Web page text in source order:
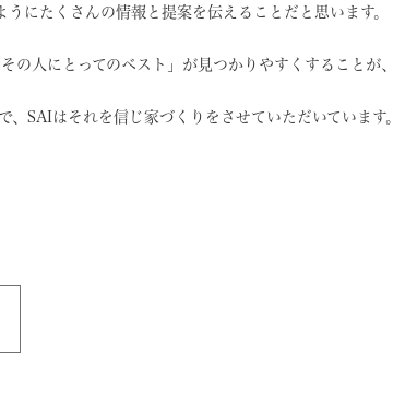
うに たくさんの情報と提案を伝えることだと思います。
の人にとってのベスト」 が見つかりやすくすることが、
、 SAIはそれを信じ家づくりをさせていただいています。